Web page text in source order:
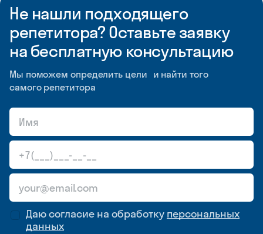
Не нашли подходящего
репетитора? Оставьте заявку
на бесплатную консультацию
Мы поможем определить цели и найти того
самого репетитора
Даю согласие на обработку персональных
данных